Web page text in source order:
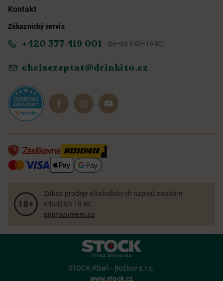
Obchodní podmínky
Ochrana osobních údajů
Reklamace a vrácení
O nás
Informace o přístupnosti služby
Dárkové sady
Kontakt
Zákaznický servis
+420 377 419 001 (po–pá 9:00–16:00)
chcisezeptat@drinkito.cz
Zákaz prodeje alkoholických nápojů osobám
mladších 18 let.
pijsrozumem.cz
STOCK Plzeň - Božkov s.r.o.
www.stock.cz